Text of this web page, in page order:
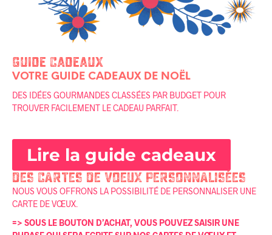
Guide Cadeaux
VOTRE GUIDE CADEAUX DE NOËL
DES IDÉES GOURMANDES CLASSÉES PAR BUDGET POUR
TROUVER FACILEMENT LE CADEAU PARFAIT.
Lire la guide cadeaux
DES CARTES DE VOEUX PERSONNALISÉES
NOUS VOUS OFFRONS LA POSSIBILITÉ DE PERSONNALISER UNE
CARTE DE VŒUX.
=> SOUS LE BOUTON D’ACHAT, VOUS POUVEZ SAISIR UNE